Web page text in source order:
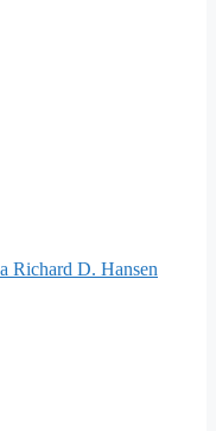
Richard D. Hansen